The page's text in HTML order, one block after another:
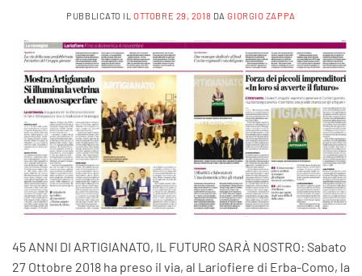
PUBBLICATO ILOTTOBRE 29, 2018 DAGIORGIO ZAPPA
45 ANNI DI ARTIGIANATO, IL FUTURO SARÀ NOSTRO: Sabato
27 Ottobre 2018 ha preso il via, al Lariofiere di Erba-Como, la